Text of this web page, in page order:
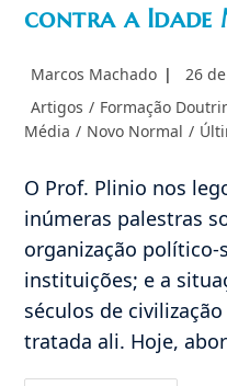
contra a Idade
Autor
post:
Marcos Machado
Post
26
Categoria
do
Artigos / Formação
Média / Novo Normal /
O Prof. Plinio nos
inúmeras palestras
organização político-
instituições; e a
séculos de
tratada ali. Hoje,